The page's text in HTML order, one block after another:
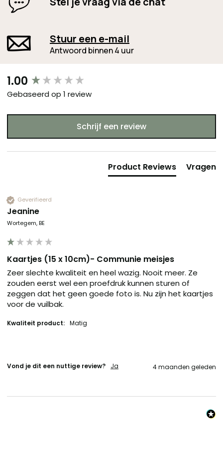
Stuur een e-mail
Antwoord binnen 4 uur
1.00
Gebaseerd op 1 review
Schrijf een review
Product Reviews Vragen
Geverifieerd
Jeanine
Wortegem, BE
Kaartjes (15 x 10cm)- Communie meisjes
Zeer slechte kwaliteit en heel wazig. Nooit meer. Ze
zouden eerst wel een proefdruk kunnen sturen of
zeggen dat het geen goede foto is. Nu zijn het kaartjes
voor de vuilbak.
Kwaliteit product: Matig
Vond je dit een nuttige review? Ja 4 maanden geleden
New content loaded